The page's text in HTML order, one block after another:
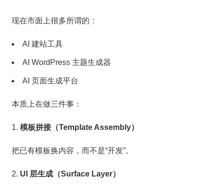
现在市面上很多所谓的：
AI 建站工具
AI WordPress 主题生成器
AI 页面生成平台
本质上在做三件事：
模板拼接（Template Assembly）
把已有模板换内容，而不是“开发”。
UI 层生成（Surface Layer）